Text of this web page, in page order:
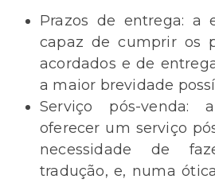
Prazos de entrega: a
capaz de cumprir os
acordados e de
a maior brevidade
Serviço pós-venda:
oferecer um serviço
necessidade de
tradução, e, numa